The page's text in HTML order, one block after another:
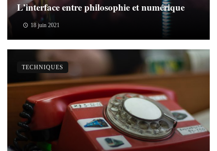
L’interface entre philosophie et numérique
18 juin 2021
TECHNIQUES